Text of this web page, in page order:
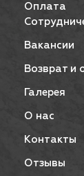
Оплата
Вакансии
Возврат и
Галерея
О нас
Контакты
Отзывы